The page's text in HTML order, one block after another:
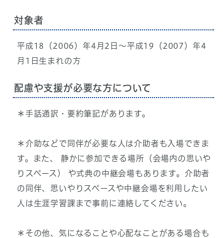
対象者
平成18（2006）年4月2日～平成19（2007）年4
月1日生まれの方
配慮や支援が必要な方について
＊手話通訳・要約筆記があります。
＊介助などで同伴が必要な人は介助者も入場できま
す。また、 静かに参加できる場所（会場内の思いや
りスペース） や式典の中継会場もあります。介助者
の同伴、思いやりスペースや中継会場を利用したい
人は生涯学習課まで事前に連絡してください。
＊その他、気になることや心配なことがある場合も